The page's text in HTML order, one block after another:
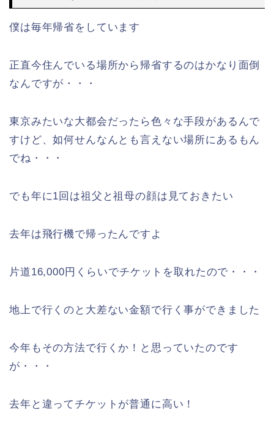
僕は毎年帰省をしています
正直今住んでいる場所から帰省するのはかなり面倒
なんですが・・・
東京みたいな大都会だったら色々な手段があるんで
すけど、如何せんなんとも言えない場所にあるもん
でね・・・
でも年に1回は祖父と祖母の顔は見ておきたい
去年は飛行機で帰ったんですよ
片道16,000円くらいでチケットを取れたので・・・
地上で行くのと大差ない金額で行く事ができました
今年もその方法で行くか！と思っていたのです
が・・・
去年と違ってチケットが普通に高い！